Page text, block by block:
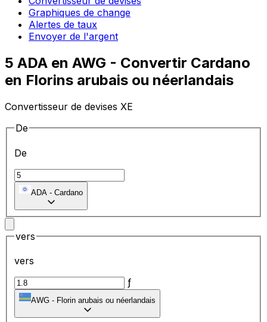
Graphiques de change
Alertes de taux
Envoyer de l'argent
5 ADA en AWG - Convertir Cardano
en Florins arubais ou néerlandais
Convertisseur de devises XE
De
De
ADA - Cardano
vers
vers
ƒ
AWG - Florin arubais ou néerlandais